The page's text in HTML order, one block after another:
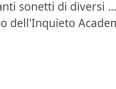
sonetti di diversi
dell'Inquieto